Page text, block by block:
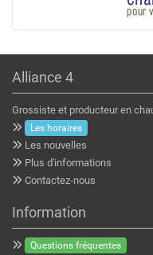
Alliance 4
Grossiste et producteur en
Les horaires
Les nouvelles
Plus d'informations
Contactez-nous
Information
Questions fréquentes